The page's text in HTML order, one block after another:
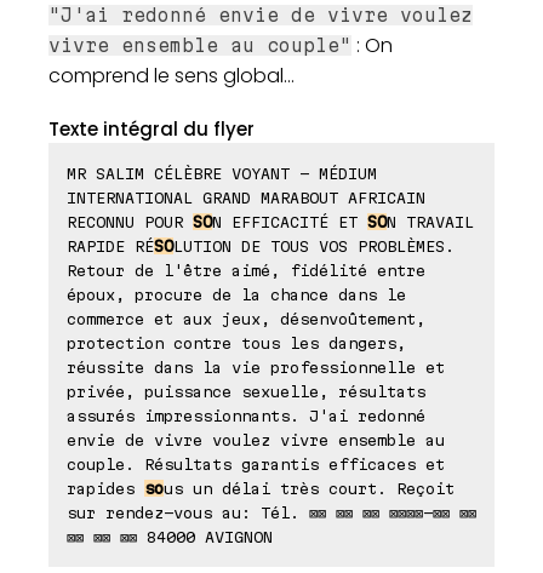
"J'ai redonné envie de vivre voulez
vivre ensemble au couple" : On
comprend le sens global...
Texte intégral du flyer
MR SALIM CÉLÈBRE VOYANT - MÉDIUM
INTERNATIONAL GRAND MARABOUT AFRICAIN
RECONNU POUR SON EFFICACITÉ ET SON TRAVAIL
RAPIDE RÉSOLUTION DE TOUS VOS PROBLÈMES.
Retour de l'être aimé, fidélité entre
époux, procure de la chance dans le
commerce et aux jeux, désenvoûtement,
protection contre tous les dangers,
réussite dans la vie professionnelle et
privée, puissance sexuelle, résultats
assurés impressionnants. J'ai redonné
envie de vivre voulez vivre ensemble au
couple. Résultats garantis efficaces et
rapides sous un délai très court. Reçoit
sur rendez-vous au: Tél. ⊠⊠ ⊠⊠ ⊠⊠ ⊠⊠⊠⊠-⊠⊠ ⊠⊠
⊠⊠ ⊠⊠ ⊠⊠ 84000 AVIGNON